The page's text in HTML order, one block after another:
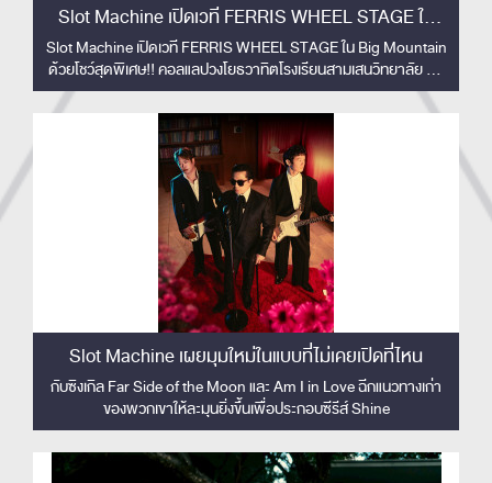
Slot Machine เปิดเวที FERRIS WHEEL STAGE ใน
Big Mountain ด้วยโชว์สุดพิเศษ!!
Slot Machine เปิดเวที FERRIS WHEEL STAGE ใน Big Mountain
ด้วยโชว์สุดพิเศษ!! คอลแลปวงโยธวาทิตโรงเรียนสามเสนวิทยาลัย 33
ชีวิต สร้างโมเมนต์ทัชใจผู้ชม
Slot Machine เผยมุมใหม่ในแบบที่ไม่เคยเปิดที่ไหน
กับซิงเกิล Far Side of the Moon และ Am I in Love ฉีกแนวทางเก่า
ของพวกเขาให้ละมุนยิ่งขึ้นเพื่อประกอบซีรีส์ Shine